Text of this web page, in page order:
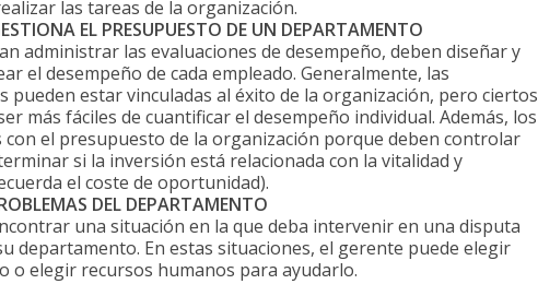
las tareas de la organización.
EL PRESUPUESTO DE UN DEPARTAMENTO
administrar las evaluaciones de desempeño, deben diseñar y
el desempeño de cada empleado. Generalmente, las
pueden estar vinculadas al éxito de la organización, pero ciertos
más fáciles de cuantificar el desempeño individual. Además, los
el presupuesto de la organización porque deben controlar
si la inversión está relacionada con la vitalidad y
el coste de oportunidad).
DEL DEPARTAMENTO
una situación en la que deba intervenir en una disputa
departamento. En estas situaciones, el gerente puede elegir
o elegir recursos humanos para ayudarlo.